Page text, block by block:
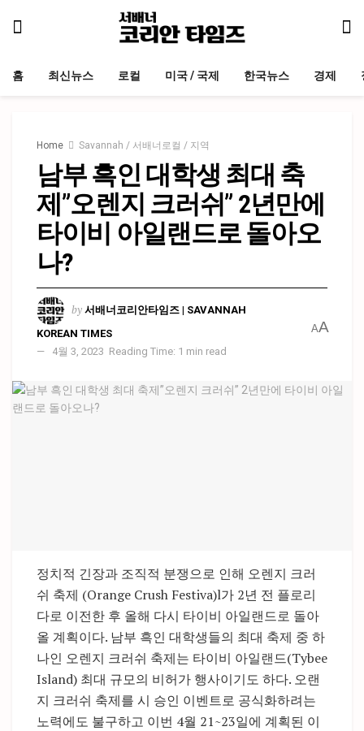
홈 최신뉴스 로컬 미국 / 국제 한국뉴스 경제
Home Savannah / 서배너로컬 / 지역
남부 흑인 대학생 최대 축
제”오렌지 크러쉬” 2년만에
타이비 아일랜드로 돌아오
나?
by 서배너코리안타임즈 | SAVANNAH
KOREAN TIMES
4월 3, 2023 Reading Time: 1 min read
AA
정치적 긴장과 조직적 분쟁으로 인해 오렌지 크러
쉬 축제 (Orange Crush Festiva)l가 2년 전 플로리
다로 이전한 후 올해 다시 타이비 아일랜드로 돌아
올 계획이다. 남부 흑인 대학생들의 최대 축제 중 하
나인 오렌지 크러쉬 축제는 타이비 아일랜드(Tybee
Island) 최대 규모의 비허가 행사이기도 하다. 오랜
지 크러쉬 축제를 시 승인 이벤트로 공식화하려는
노력에도 불구하고 이번 4월 21~23일에 계획된 이